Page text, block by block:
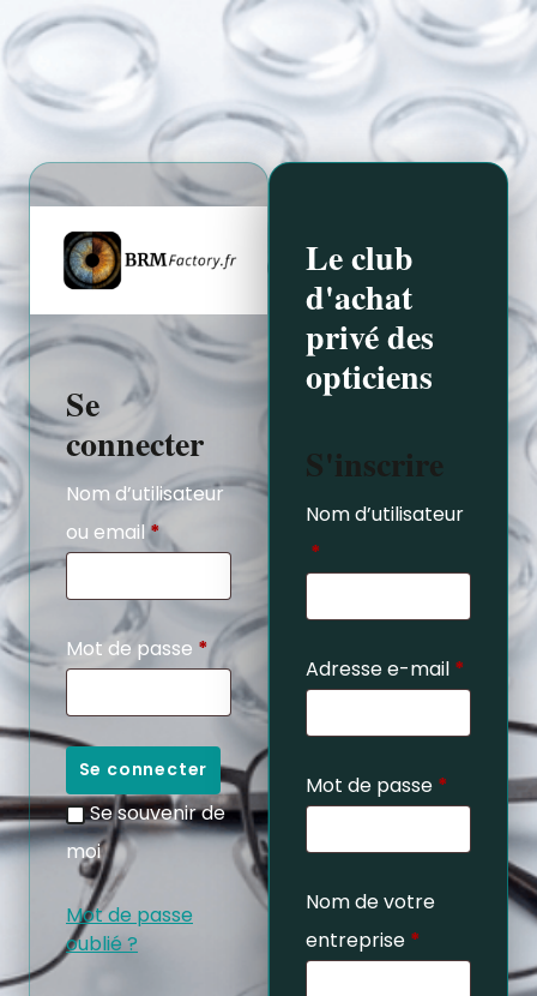
Se
connecter
Nom d’utilisateur
ou email*
Mot de passe *
Se connecter
Se souvenir de
moi
Mot de passe
oublié ?
Le club
d'achat
privé des
opticiens
S'inscrire
Nom d’utilisateur
*
Adresse e-mail *
Mot de passe *
Nom de votre
entreprise *